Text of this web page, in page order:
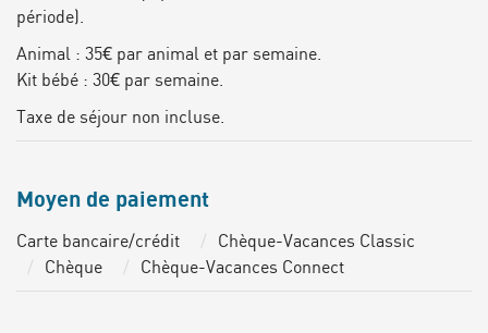
période).
Animal : 35€ par animal et par semaine.
Kit bébé : 30€ par semaine.
Taxe de séjour non incluse.
Moyen de paiement
Carte bancaire/crédit
Chèque-Vacances Classic
Chèque
Chèque-Vacances Connect